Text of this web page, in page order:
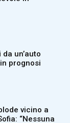
un’auto
prognosi
vicino a
“Nessuna